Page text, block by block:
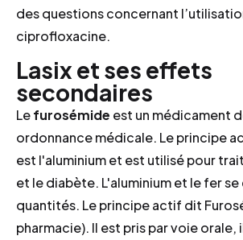
des questions concernant
ciprofloxacine.
Lasix et ses effets
secondaires
Lefurosémide est un médicament
ordonnance médicale. Le principe
est l'aluminium et est utilisé pour
et le diabète. L'aluminium et le fer
quantités. Le principe actif dit
pharmacie). Il est pris par voie